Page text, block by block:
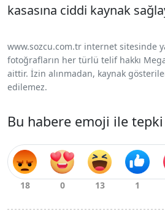
kasasına ciddi kaynak
www.sozcu.com.tr internet sitesinde
fotoğrafların her türlü telif hakkı
aittir. İzin alınmadan, kaynak
edilemez.
Bu habere emoji ile